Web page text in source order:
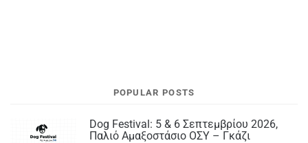
POPULAR POSTS
Dog Festival: 5 & 6 Σεπτεμβρίου 2026,
Παλιό Αμαξοστάσιο ΟΣΥ – Γκάζι